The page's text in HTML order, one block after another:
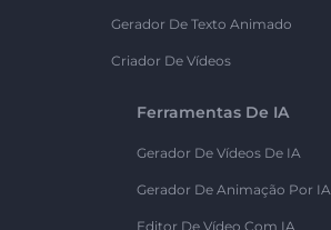
Gerador De Texto Animado
Criador De Vídeos
Ferramentas De IA
Gerador De Vídeos De IA
Gerador De Animação Por IA
Editor De Vídeo Com IA